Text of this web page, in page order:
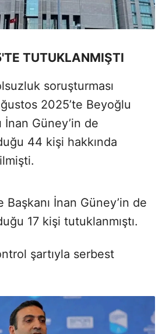
TUTUKLANMIŞTI
soruşturması
2025’te Beyoğlu
İnan Güney’in de
44 kişi hakkında
İnan Güney’in de
17 kişi tutuklanmıştı.
şartıyla serbest